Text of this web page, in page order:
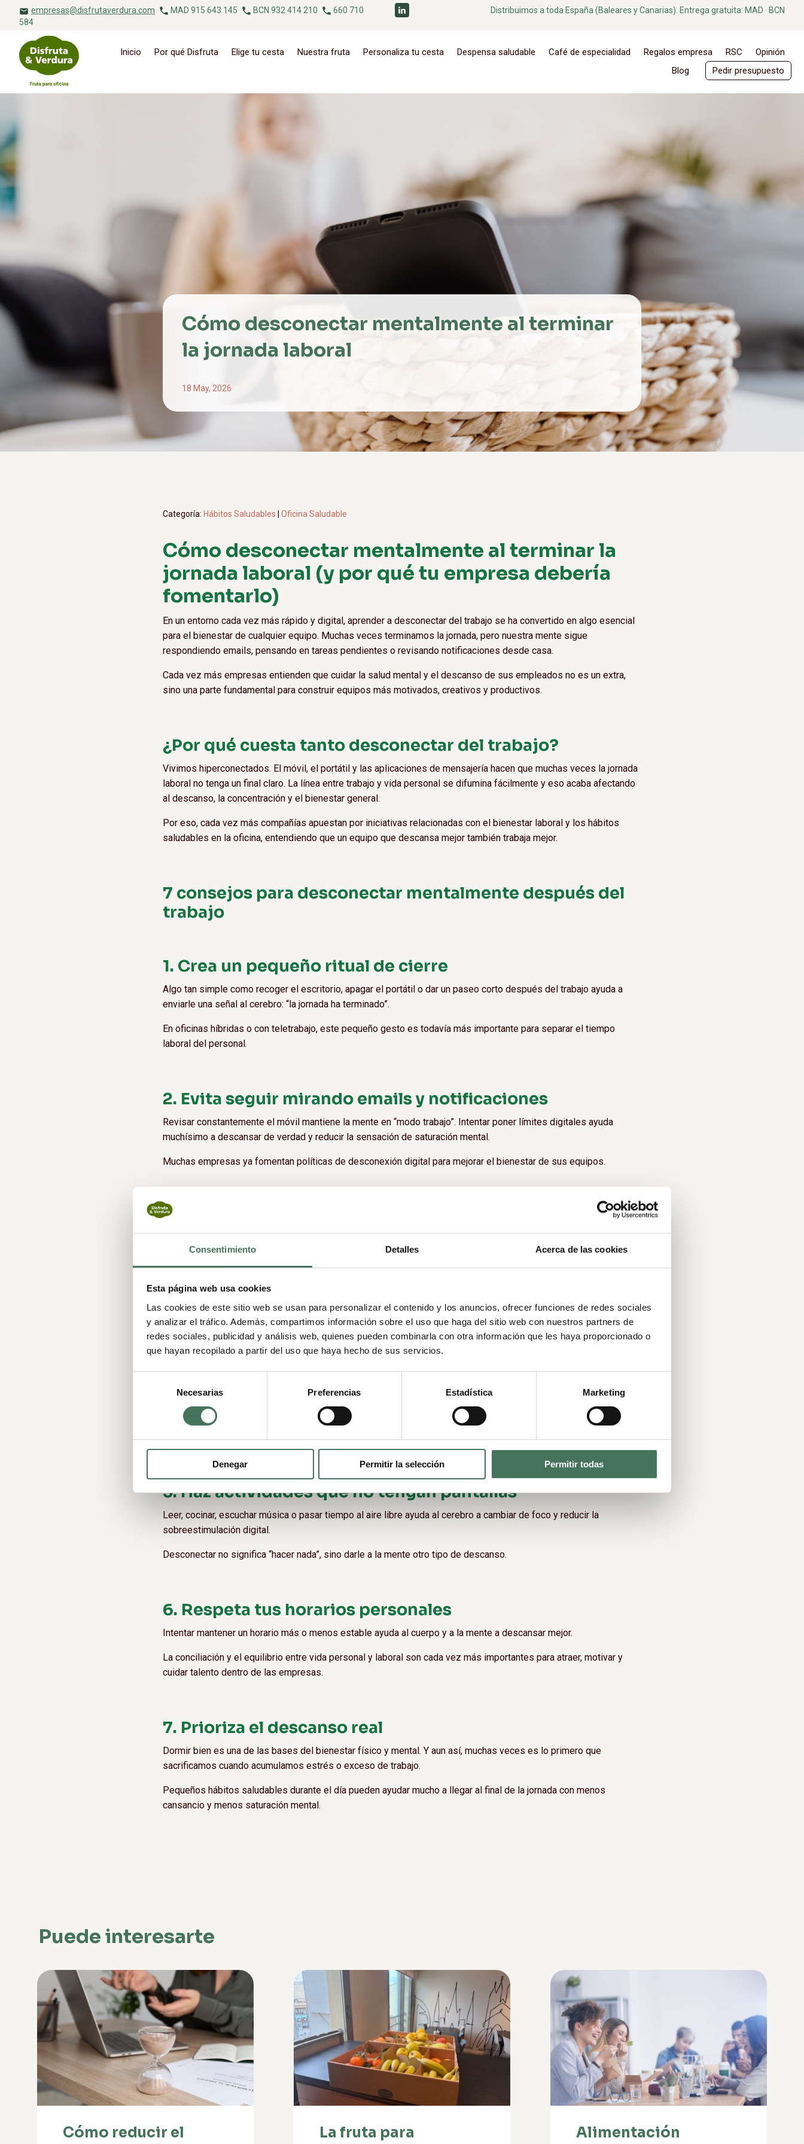
Consentimiento Detalles Acerca de las cookies
Esta página web usa cookies
Las cookies de este sitio web se usan para personalizar el contenido y los anuncios, ofrecer funciones de redes sociales
y analizar el tráfico. Además, compartimos información sobre el uso que haga del sitio web con nuestros partners de
redes sociales, publicidad y análisis web, quienes pueden combinarla con otra información que les haya proporcionado o
que hayan recopilado a partir del uso que haya hecho de sus servicios.
consentimiento
Necesarias Preferencias Estadística Marketing
Denegar Permitir la selección Permitir todas
empresas@disfrutaverdura.com MAD 915 643 145 BCN 932 414 210
660 710
584
Distribuimos a toda España (Baleares y Canarias). Entrega gratuita: MAD · BCN
Inicio Por qué Disfruta Elige tu cesta Nuestra fruta Personaliza tu cesta Despensa saludable Café de especialidad Regalos empresa RSC
Opinión
Blog
Pedir presupuesto
Cómo desconectar mentalmente al terminar
la jornada laboral
18 May, 2026
Categoría: Hábitos Saludables Oficina Saludable
Cómo desconectar mentalmente al terminar la
jornada laboral (y por qué tu empresa debería
fomentarlo)
En un entorno cada vez más rápido y digital, aprender a desconectar del trabajo se ha convertido en algo esencial
para el bienestar de cualquier equipo. Muchas veces terminamos la jornada, pero nuestra mente sigue
respondiendo emails, pensando en tareas pendientes o revisando notificaciones desde casa.
Cada vez más empresas entienden que cuidar la salud mental y el descanso de sus empleados no es un extra,
sino una parte fundamental para construir equipos más motivados, creativos y productivos.
¿Por qué cuesta tanto desconectar del trabajo?
Vivimos hiperconectados. El móvil, el portátil y las aplicaciones de mensajería hacen que muchas veces la jornada
laboral no tenga un final claro. La línea entre trabajo y vida personal se difumina fácilmente y eso acaba afectando
al descanso, la concentración y el bienestar general.
Por eso, cada vez más compañías apuestan por iniciativas relacionadas con el bienestar laboral y los hábitos
saludables en la oficina, entendiendo que un equipo que descansa mejor también trabaja mejor.
7 consejos para desconectar mentalmente después del
trabajo
1. Crea un pequeño ritual de cierre
Algo tan simple como recoger el escritorio, apagar el portátil o dar un paseo corto después del trabajo ayuda a
enviarle una señal al cerebro: “la jornada ha terminado”.
En oficinas híbridas o con teletrabajo, este pequeño gesto es todavía más importante para separar el tiempo
laboral del personal.
2. Evita seguir mirando emails y notificaciones
Revisar constantemente el móvil mantiene la mente en “modo trabajo”. Intentar poner límites digitales ayuda
muchísimo a descansar de verdad y reducir la sensación de saturación mental.
Muchas empresas ya fomentan políticas de desconexión digital para mejorar el bienestar de sus equipos.
3. Muévete y activa el cuerpo
4. Cuida lo que comes durante el día
La alimentación influye mucho más de lo que pensamos en nuestra energía, concentración y estado de ánimo.
bienestar general del equipo durante la jornada laboral.
Cada vez más compañías apuestan por servicios de fruta para oficinao fruta para empresas
para fomentar
5. Haz actividades que no tengan pantallas
Leer, cocinar, escuchar música o pasar tiempo al aire libre ayuda al cerebro a cambiar de foco y reducir la
sobreestimulación digital.
Desconectar no significa “hacer nada”, sino darle a la mente otro tipo de descanso.
6. Respeta tus horarios personales
Intentar mantener un horario más o menos estable ayuda al cuerpo y a la mente a descansar mejor.
La conciliación y el equilibrio entre vida personal y laboral son cada vez más importantes para atraer, motivar y
cuidar talento dentro de las empresas.
7. Prioriza el descanso real
Dormir bien es una de las bases del bienestar físico y mental. Y aun así, muchas veces es lo primero que
sacrificamos cuando acumulamos estrés o exceso de trabajo.
Pequeños hábitos saludables durante el día pueden ayudar mucho a llegar al final de la jornada con menos
cansancio y menos saturación mental.
Puede interesarte
Cómo reducir el
La fruta para
Alimentación